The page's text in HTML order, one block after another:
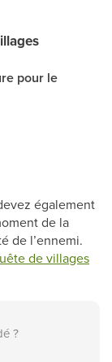
pour le
également
de la
de l’ennemi.
de villages
?